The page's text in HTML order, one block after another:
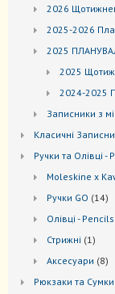
2026
2025-2026
2025
2025
2024-2025
Записники з
Kласичні
Ручки та Олівці -
Moleskine x
Ручки GO 1414
Oлівці - Pencils
Стрижні 1 1
Аксесуари 88
Рюкзаки та